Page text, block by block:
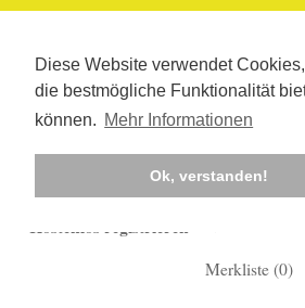
Diese Website verwendet
die bestmögliche Funktionalität
können. Mehr Informationen
Ok, verstanden!
Kostenlos registrieren
Merkliste (0)